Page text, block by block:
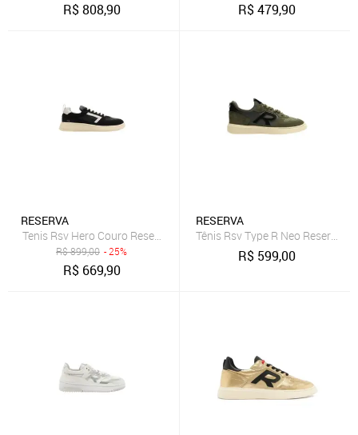
R$808,90 R$479,90
RESERVA
Tenis Rsv Hero Couro Reserva Go
R$899,00 - 25%
R$ 669,90
RESERVA
Tênis Rsv Type R Neo Reserva
R$ 599,00